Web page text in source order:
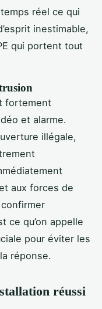
réel ce qui
inestimable,
qui portent tout
fortement
et alarme.
illégale,
aux forces de
ce qu’on appelle
pour éviter les
réponse.
réussi